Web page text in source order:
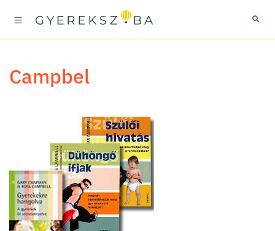
Campbel